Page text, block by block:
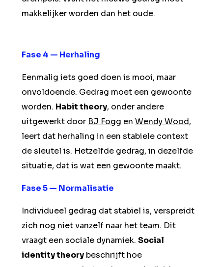
makkelijker worden dan het oude.
Fase 4 — Herhaling
Eenmalig iets goed doen is mooi, maar
onvoldoende. Gedrag moet een gewoonte
worden. Habit theory, onder andere
uitgewerkt door BJ Fogg en Wendy Wood,
leert dat herhaling in een stabiele context
de sleutel is. Hetzelfde gedrag, in dezelfde
situatie, dat is wat een gewoonte maakt.
Fase 5 — Normalisatie
Individueel gedrag dat stabiel is, verspreidt
zich nog niet vanzelf naar het team. Dit
vraagt een sociale dynamiek. Social
identity theory beschrijft hoe